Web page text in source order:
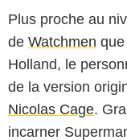
Plus proche au
de Watchmen
Holland, le
de la version
Nicolas Cage.
incarner